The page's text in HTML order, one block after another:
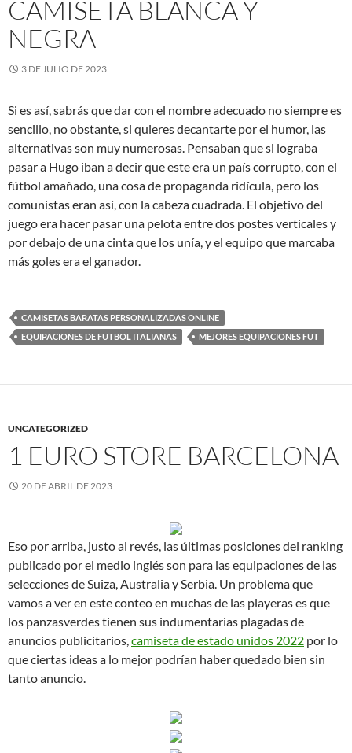
CAMISETA BLANCA Y
NEGRA
3 DE JULIO DE 2023
Si es así, sabrás que dar con el nombre adecuado no siempre es
sencillo, no obstante, si quieres decantarte por el humor, las
alternativas son muy numerosas. Pensaban que si lograba
pasar a Hugo iban a decir que este era un país corrupto, con el
fútbol amañado, una cosa de propaganda ridícula, pero los
comunistas eran así, con la cabeza cuadrada. El objetivo del
juego era hacer pasar una pelota entre dos postes verticales y
por debajo de una cinta que los unía, y el equipo que marcaba
más goles era el ganador.
CAMISETAS BARATAS PERSONALIZADAS ONLINE
EQUIPACIONES DE FUTBOL ITALIANAS
MEJORES EQUIPACIONES FUT
UNCATEGORIZED
1 EURO STORE BARCELONA
20 DE ABRIL DE 2023
Eso por arriba, justo al revés, las últimas posiciones del ranking
publicado por el medio inglés son para las equipaciones de las
selecciones de Suiza, Australia y Serbia. Un problema que
vamos a ver en este conteo en muchas de las playeras es que
los panzasverdes tienen sus indumentarias plagadas de
anuncios publicitarios,camiseta de estado unidos 2022 por lo
que ciertas ideas a lo mejor podrían haber quedado bien sin
tanto anuncio.